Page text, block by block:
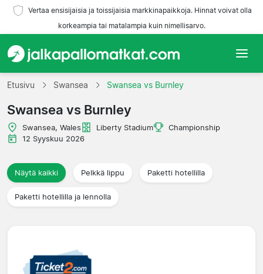
Vertaa ensisijaisia ja toissijaisia markkinapaikkoja. Hinnat voivat olla
korkeampia tai matalampia kuin nimellisarvo.
Etusivu
Joukkueet
Liigat
Matkatoimistoja
Etusivu Swansea Swansea vs Burnley
Swansea vs Burnley
Swansea, Wales Liberty Stadium
Championship
12 Syyskuu 2026
Näytä kaikki Pelkkä lippu Paketti hotellilla
Paketti hotellilla ja lennolla